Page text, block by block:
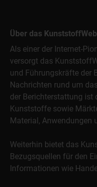
Über das KunststoffWeb
Als einer der Internet-
versorgt das
und Führungskräfte der
Nachrichten rund um
der Berichterstattung ist
Kunststoffe sowie
Material, Anwendungen
Weiterhin bietet das
Bezugsquellen für den
Informationen wie